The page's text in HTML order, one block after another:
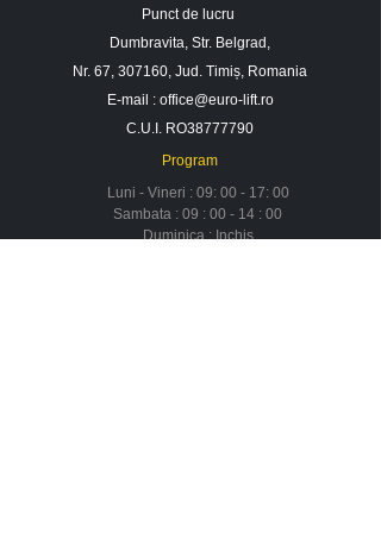
Punct de lucru
Dumbravita, Str. Belgrad,
Nr. 67, 307160, Jud. Timiș, Romania
E-mail : office@euro-lift.ro
C.U.I. RO38777790
Program
Luni - Vineri : 09: 00 - 17: 00
Sambata : 09 : 00 - 14 : 00
Duminica : Inchis